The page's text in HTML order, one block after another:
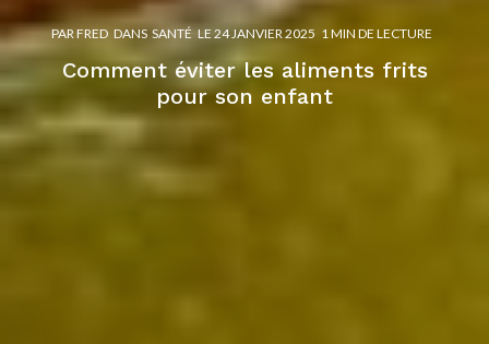
PAR FRED DANS SANTÉ LE 24 JANVIER 2025 1 MIN DE LECTURE
Comment éviter les aliments frits
pour son enfant